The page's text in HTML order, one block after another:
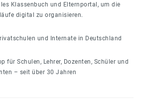
Klassenbuch und Elternportal, um die
digital zu organisieren.
und Internate in Deutschland
für Schulen, Lehrer, Dozenten, Schüler und
– seit über 30 Jahren